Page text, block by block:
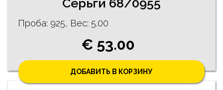
Серьги 68/0955
Проба: 925, Bес: 5.00
€ 53.00
ДОБАВИТЬ В КОРЗИНУ